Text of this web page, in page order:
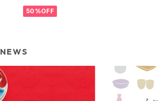
50%OFF
NEWS